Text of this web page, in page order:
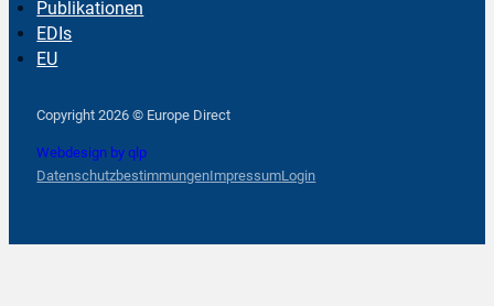
Publikationen
EDIs
EU
Copyright 2026 © Europe Direct
Webdesign by qlp
DatenschutzbestimmungenImpressumLogin